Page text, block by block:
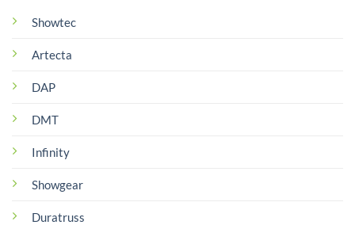
Showtec
Artecta
DAP
DMT
Infinity
Showgear
Duratruss